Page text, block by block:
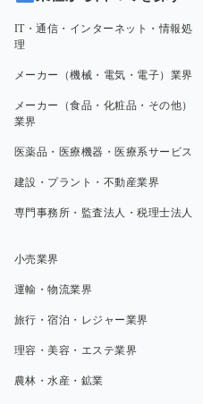
IT・通信・インターネット・情報処
理
メーカー（機械・電気・電子）業界
メーカー（食品・化粧品・その他）
業界
医薬品・医療機器・医療系サービス
建設・プラント・不動産業界
専門事務所・監査法人・税理士法人
小売業界
運輸・物流業界
旅行・宿泊・レジャー業界
理容・美容・エステ業界
農林・水産・鉱業